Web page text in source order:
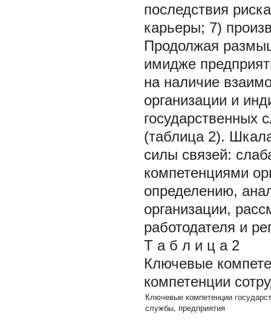
последствия
карьеры; 7)
Продолжая
имидже
на наличие
организации и
государственных
(таблица 2).
силы связей:
компетенциями
определению,
организации,
работодателя и
Т а б л и ц а 2
Ключевые
компетенции
Ключевые компетенции
службы, предприятия